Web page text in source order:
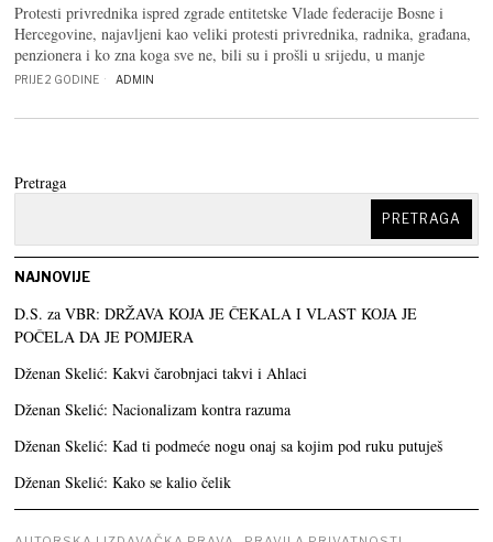
Protesti privrednika ispred zgrade entitetske Vlade federacije Bosne i
Hercegovine, najavljeni kao veliki protesti privrednika, radnika, građana,
penzionera i ko zna koga sve ne, bili su i prošli u srijedu, u manje
PRIJE 2 GODINE ADMIN
Pretraga
PRETRAGA
NAJNOVIJE
D.S. za VBR: DRŽAVA KOJA JE ČEKALA I VLAST KOJA JE
POČELA DA JE POMJERA
Dženan Skelić: Kakvi čarobnjaci takvi i Ahlaci
Dženan Skelić: Nacionalizam kontra razuma
Dženan Skelić: Kad ti podmeće nogu onaj sa kojim pod ruku putuješ
Dženan Skelić: Kako se kalio čelik